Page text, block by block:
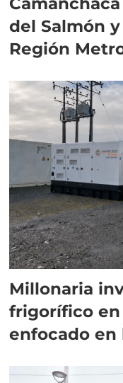
del Salmón
Región
Millonaria
frigorífico
enfocado en